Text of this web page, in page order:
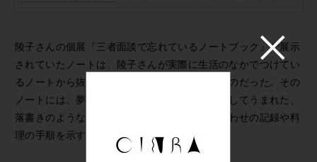
陵子さんの個展『三者面談で忘れているノートブック』で展示
されていたノートは、陵子さんが実際に生活のなかでつけてい
るノートから抜粋して展示用に再構成されたものだった。その
ノートには、夢を忘れないうちに記録しようとしてうまれた、
落書きのような絵や走り書きのメモが、打ち合わせの記録や料
理の手順を示す絵と、並列して記されている。